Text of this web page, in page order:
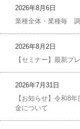
2026年8月6日
業種全体・業種毎 調
2026年8月2日
【セミナー】最新プ
2026年7月31日
【お知らせ】令和8
金について